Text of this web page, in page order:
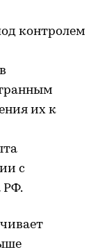
контролем
их к
с
РФ.